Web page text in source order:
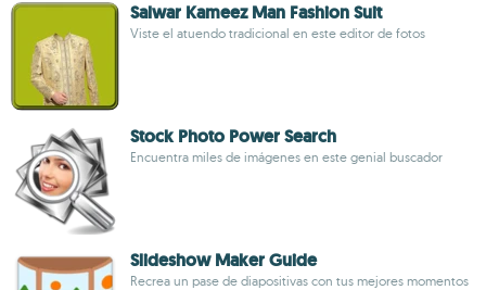
Salwar Kameez Man Fashion Suit
Viste el atuendo tradicional en este editor de fotos
Stock Photo Power Search
Encuentra miles de imágenes en este genial buscador
Slideshow Maker Guide
Recrea un pase de diapositivas con tus mejores momentos